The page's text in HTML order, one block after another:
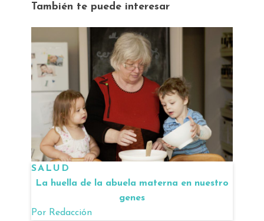
También te puede interesar
SALUD
La huella de la abuela materna en nuestro
genes
Por Redacción